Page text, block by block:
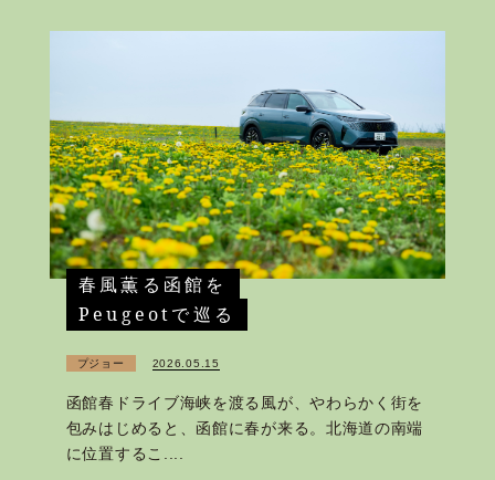
春風薫る函館を
Peugeotで巡る
プジョー 2026.05.15
函館春ドライブ海峡を渡る風が、やわらかく街を
包みはじめると、函館に春が来る。北海道の南端
に位置するこ....